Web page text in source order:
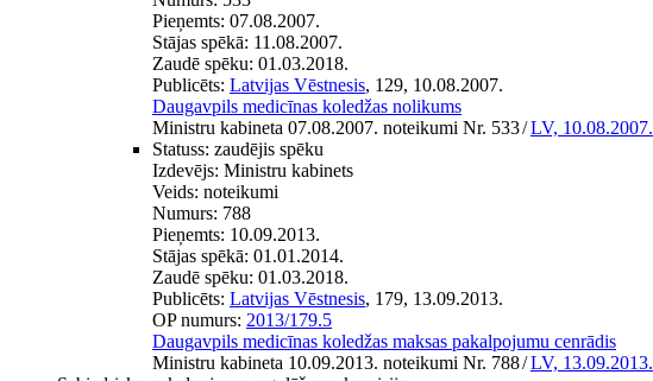
Pieņemts: 07.08.2007.
Stājas spēkā: 11.08.2007.
Zaudē spēku: 01.03.2018.
Publicēts: Latvijas Vēstnesis, 129, 10.08.2007.
Daugavpils medicīnas koledžas nolikums
Ministru kabineta 07.08.2007. noteikumi Nr. 533/LV, 10.08.2007.
Statuss: zaudējis spēku
Izdevējs: Ministru kabinets
Veids: noteikumi
Numurs: 788
Pieņemts: 10.09.2013.
Stājas spēkā: 01.01.2014.
Zaudē spēku: 01.03.2018.
Publicēts: Latvijas Vēstnesis, 179, 13.09.2013.
OP numurs: 2013/179.5
Daugavpils medicīnas koledžas maksas pakalpojumu cenrādis
Ministru kabineta 10.09.2013. noteikumi Nr. 788/LV, 13.09.2013.